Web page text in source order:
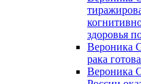
здоровья
Вероника
рака
Вероника